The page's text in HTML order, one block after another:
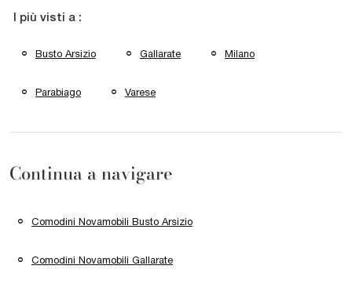
I più visti a :
Busto Arsizio Gallarate Milano
Parabiago Varese
Continua a navigare
Comodini Novamobili Busto Arsizio
Comodini Novamobili Gallarate